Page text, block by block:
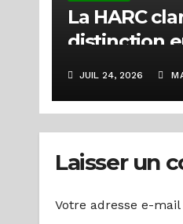
La HARC
distinction
types de
rencontre
d’échanges
régulation
numérique
JUIL 24, 2026
Laisser un
Votre adresse e-